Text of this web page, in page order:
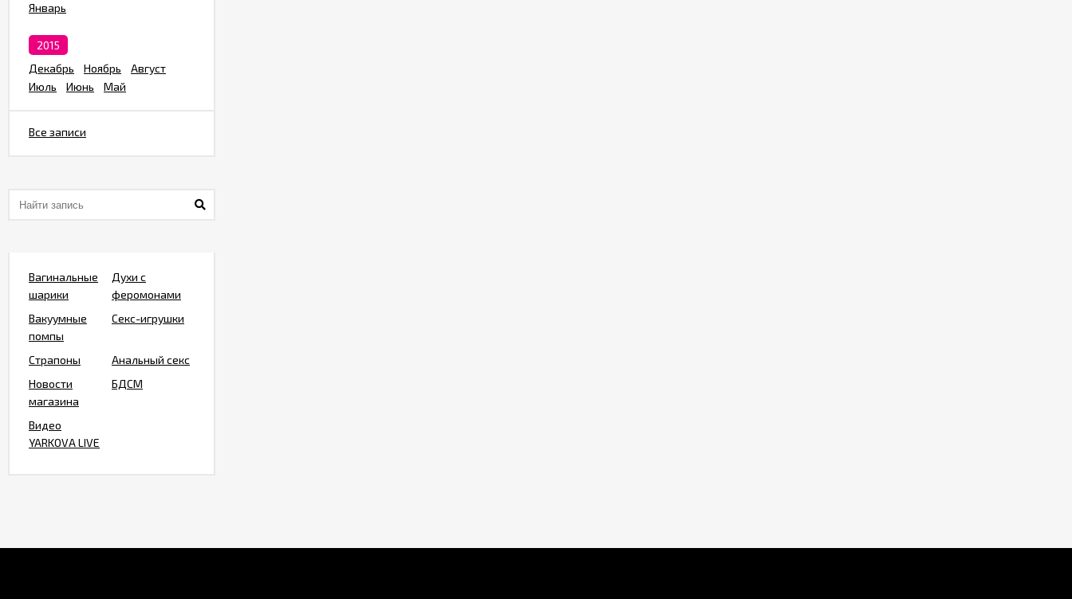
Январь
2015
Декабрь
Ноябрь
Август
Июль
Июнь Май
Все записи
Вагинальные
шарики
Духи с
феромонами
Вакуумные
помпы
Секс-игрушки
Страпоны
Анальный секс
Новости
магазина
БДСМ
Видео
YARKOVA LIVE